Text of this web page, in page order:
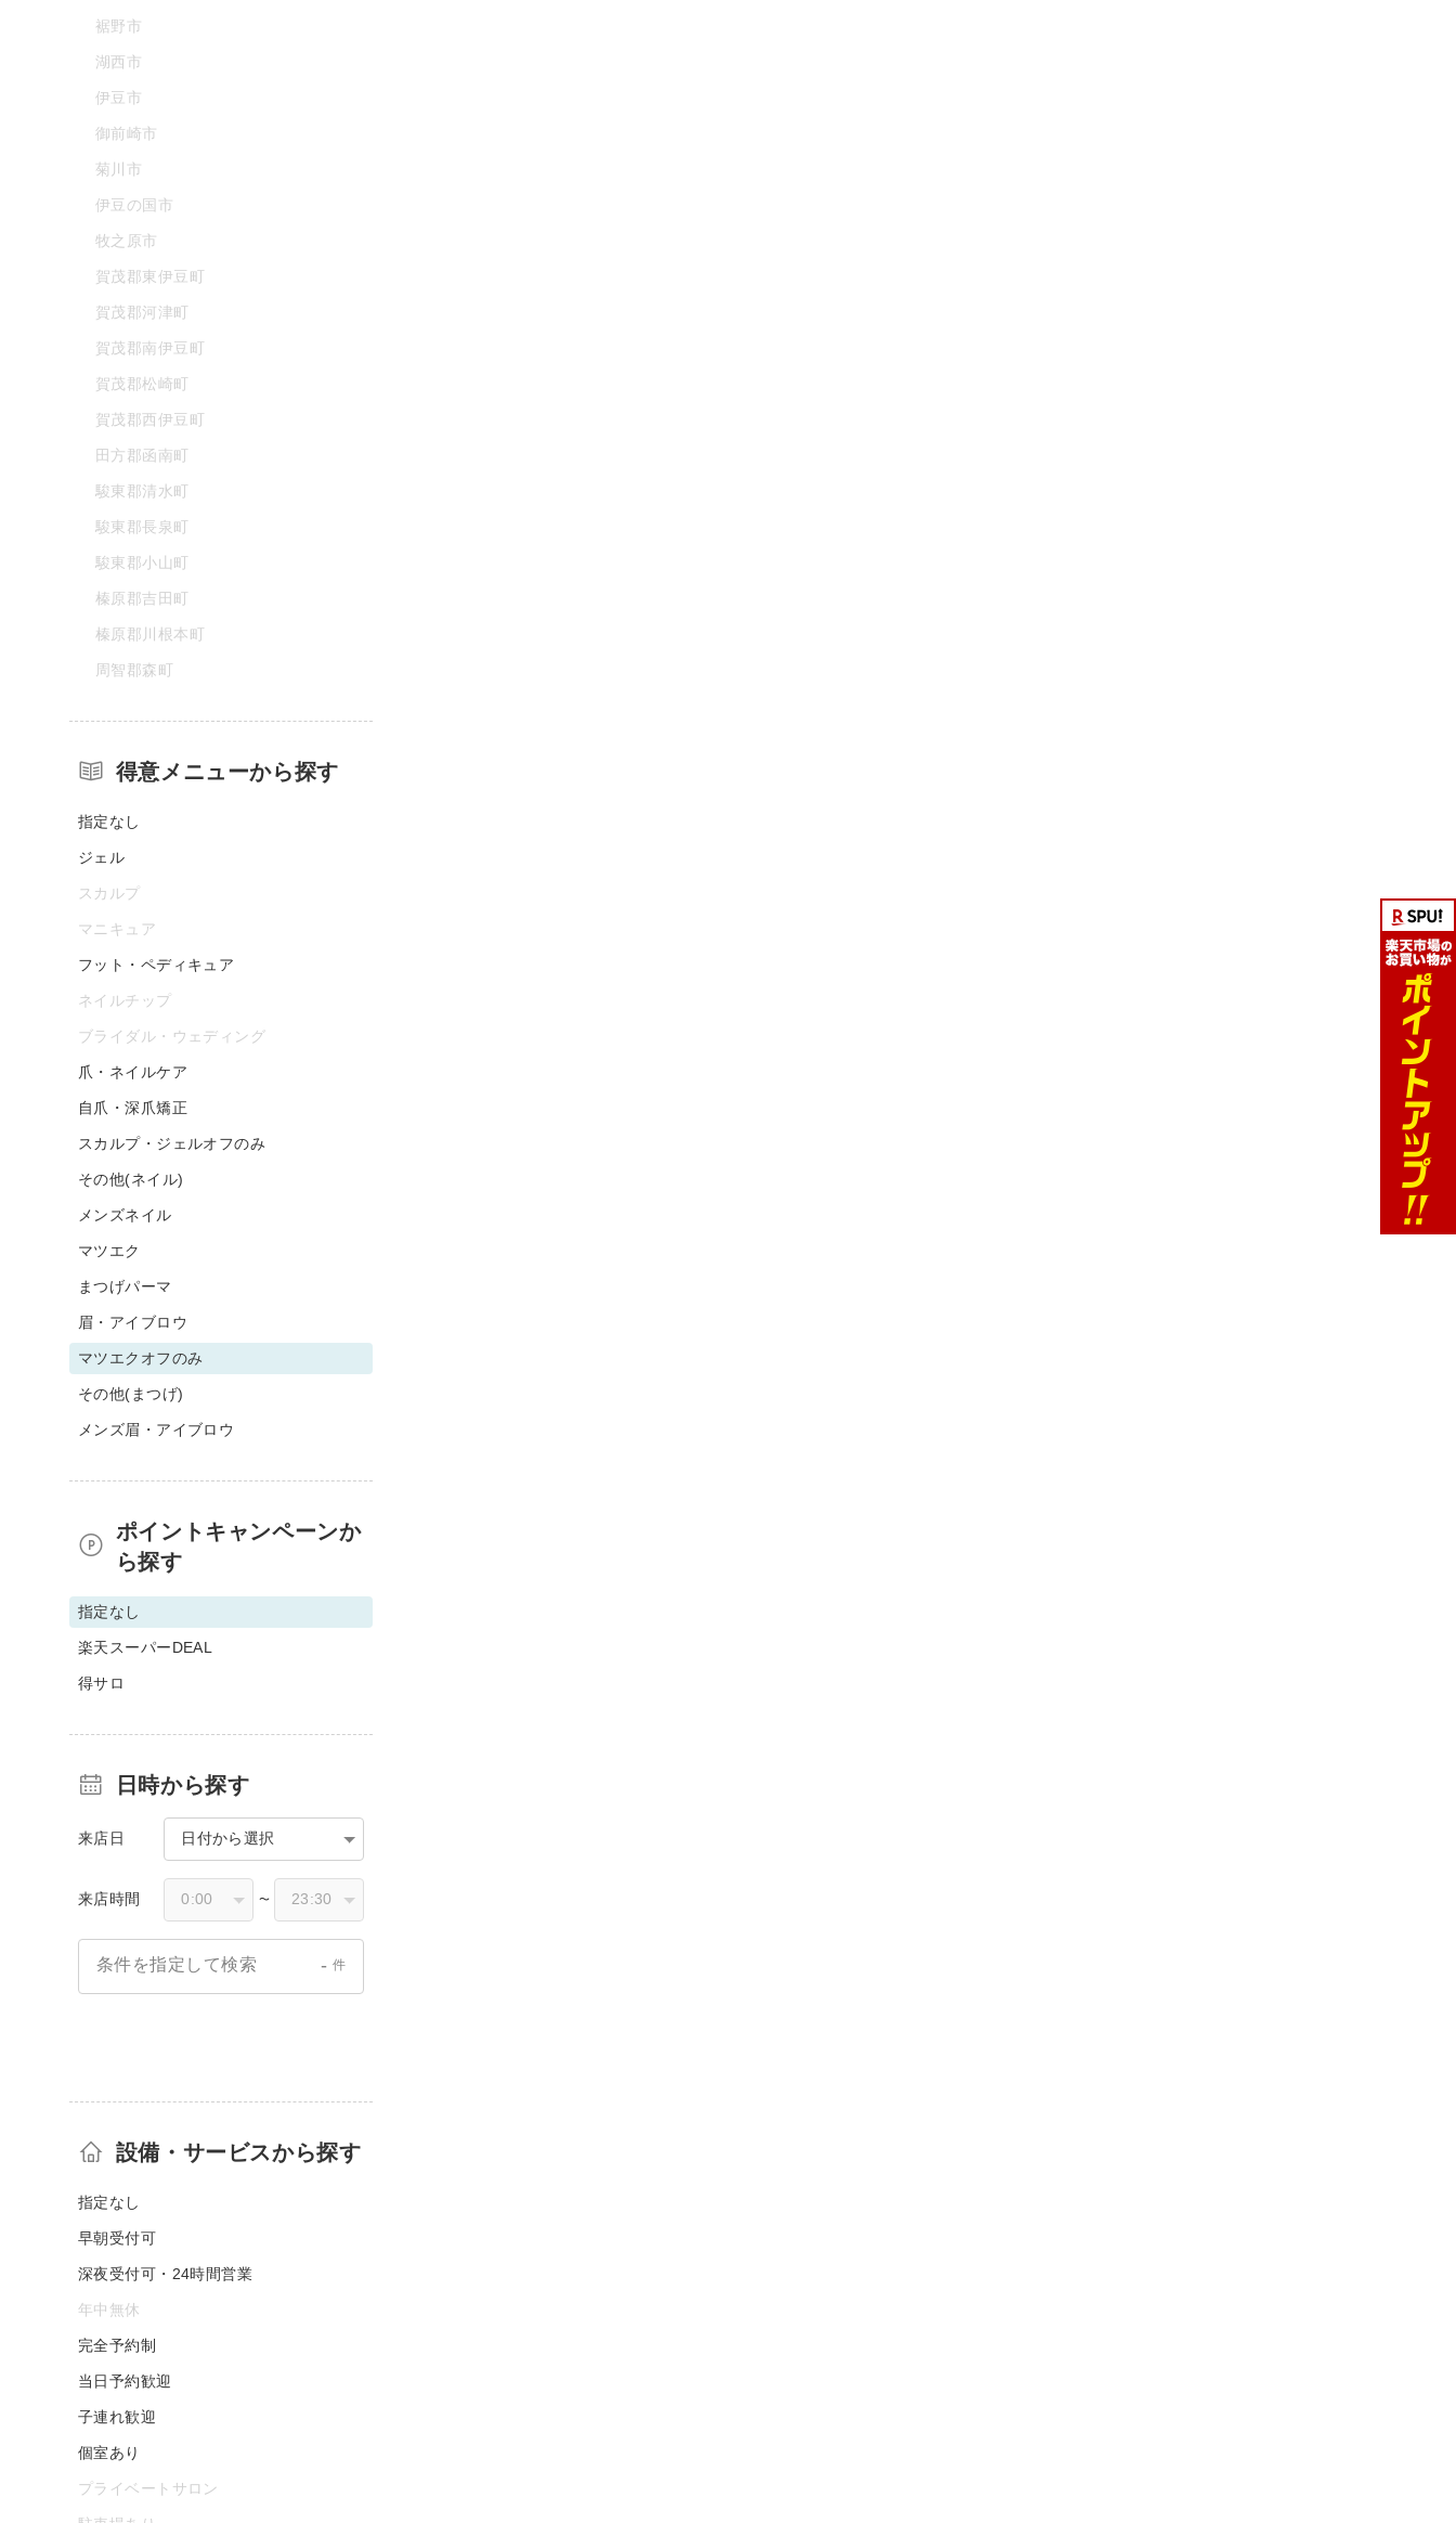
裾野市
湖西市
伊豆市
御前崎市
菊川市
伊豆の国市
牧之原市
賀茂郡東伊豆町
賀茂郡河津町
賀茂郡南伊豆町
賀茂郡松崎町
賀茂郡西伊豆町
田方郡函南町
駿東郡清水町
駿東郡長泉町
駿東郡小山町
榛原郡吉田町
榛原郡川根本町
周智郡森町
得意メニューから探す
指定なし
ジェル
スカルプ
マニキュア
フット・ペディキュア
ネイルチップ
ブライダル・ウェディング
爪・ネイルケア
自爪・深爪矯正
スカルプ・ジェルオフのみ
その他(ネイル)
メンズネイル
マツエク
まつげパーマ
眉・アイブロウ
マツエクオフのみ
その他(まつげ)
メンズ眉・アイブロウ
ポイントキャンペーンか
ら探す
指定なし
楽天スーパーDEAL
得サロ
日時から探す
来店日 日付から選択
来店時間 〜
条件を指定して検索 - 件
設備・サービスから探す
指定なし
早朝受付可
深夜受付可・24時間営業
年中無休
完全予約制
当日予約歓迎
子連れ歓迎
個室あり
プライベートサロン